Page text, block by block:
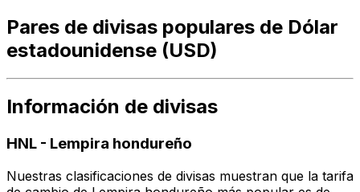
Pares de divisas populares de Dólar
estadounidense (USD)
Información de divisas
HNL - Lempira hondureño
Nuestras clasificaciones de divisas muestran que la tarifa